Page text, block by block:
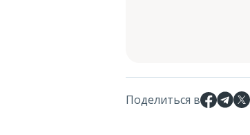
Поделиться в